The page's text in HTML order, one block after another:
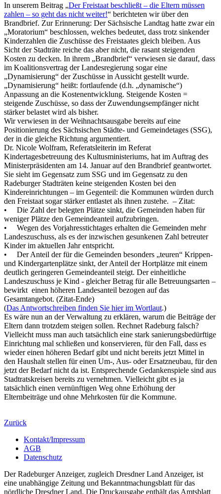
In unserem Beitrag „Der Freistaat beschließt – die Eltern müssen
zahlen – so geht das nicht weiter!“ berichteten wir über den
Brandbrief. Zur Erinnerung: Der Sächsische Landtag hatte zwar ein
„Moratorium“ beschlossen, welches bedeutet, dass trotz sinkender
Kinderzahlen die Zuschüsse des Freistaates gleich bleiben. Aus
Sicht der Stadträte reiche das aber nicht, die rasant steigenden
Kosten zu decken. In ihrem „Brandbrief“ verwiesen sie darauf, dass
im Koalitionsvertrag der Landesregierung sogar eine
„Dynamisierung“ der Zuschüsse in Aussicht gestellt wurde.
„Dynamisierung“ heißt: fortlaufende (d.h. „dynamische“)
Anpassung an die Kostenentwicklung. Steigende Kosten =
steigende Zuschüsse, so dass der Zuwendungsempfänger nicht
stärker belastet wird als bisher.
Wir verwiesen in der Weihnachtsausgabe bereits auf eine
Positionierung des Sächsischen Städte- und Gemeindetages (SSG),
der in die gleiche Richtung argumentiert.
Dr. Nicole Wolfram, Referatsleiterin im Referat
Kindertagesbetreuung des Kultusministeriums, hat im Auftrag des
Ministerpräsidenten am 14. Januar auf den Brandbrief geantwortet.
Sie sieht im Gegensatz zum SSG und im Gegensatz zu den
Radeburger Stadträten keine steigenden Kosten bei den
Kindereinrichtungen – im Gegenteil: die Kommunen würden durch
den Freistaat sogar stärker entlastet als ihnen zustehe. – Zitat:
• Die Zahl der belegten Plätze sinkt, die Gemeinden haben für
weniger Plätze den Gemeindeanteil aufzubringen.
• Wegen des Vorjahresstichtages erhalten die Gemeinden mehr
Landeszuschuss, als es der inzwischen gesunkenen Zahl betreuter
Kinder im aktuellen Jahr entspricht.
• Der Anteil der für die Gemeinden besonders „teuren“ Krippen-
und Kindergartenplätze sinkt, der Anteil der Hortplätze mit einem
deutlich geringeren Gemeindeanteil steigt. Der einheitliche
Landeszuschuss je Kind - gleicher Betrag für alle Betreuungsarten –
bewirkt einen höheren Landesanteil bezogen auf das
Gesamtangebot. (Zitat-Ende)
(Das Antwortschreiben finden Sie hier im Wortlaut.)
Es wäre nun an der Verwaltung zu erklären, warum die Beiträge der
Eltern dann trotzdem steigen sollen. Rechnet Radeburg falsch?
Vielleicht muss man auch tatsächlich eine stark sanierungsbedürftige
Einrichtung mal schließen und konservieren, für den Fall, dass es
wieder einen höheren Bedarf gibt und nicht bereits jetzt Mittel in
den Haushalt stellen für einen Um-, Aus- oder Ersatzneubau, für den
jetzt der Bedarf nicht da ist. Entsprechende Gedankenspiele sind aus
Stadtratskreisen bereits zu vernehmen. Vielleicht gibt es ja
tatsächlich einen vernünftigen Weg ohne Erhöhung der
Elternbeiträge und ohne Mehrkosten für die Kommune.
Zurück
Kontakt/Impressum
AGB
Datenschutz
Der Radeburger Anzeiger, zugleich Dresdner Land Anzeiger, ist
eine unabhängige Zeitung und Bekanntmachungsblatt für das
nördliche Dresdner Land. Die Druckausgabe enthält das Amtsblatt